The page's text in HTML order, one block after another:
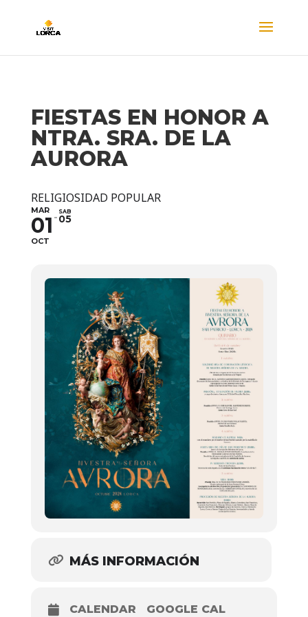
FIESTAS EN HONOR A
NTRA. SRA. DE LA
AURORA
RELIGIOSIDAD POPULAR
MAR
01
OCT
SAB
05
MÁS INFORMACIÓN
CALENDAR GOOGLE CAL